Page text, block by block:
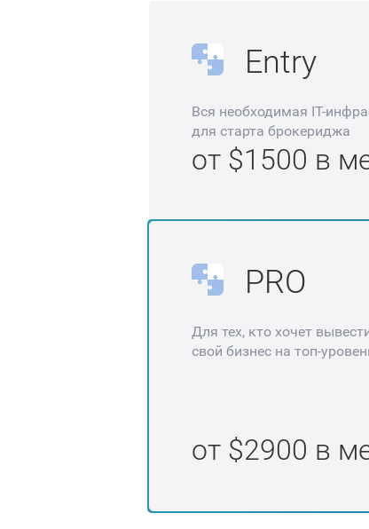
Entry
Вся необходимая IT-
для старта брокериджа
от $1500 в
PRO
Для тех, кто хочет
свой бизнес на топ-
от $2900 в